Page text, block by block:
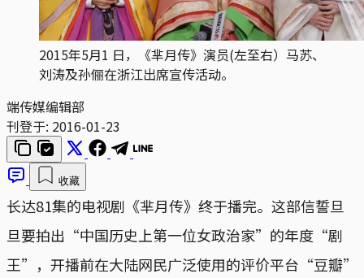
2015年5月1 日，《芈月传》演员​​(左至右）马苏、
刘涛及孙俪在浙江出席宣传活动。
端传媒编辑部
刊登于: 2016-01-23
收藏
长达81集的电视剧《芈月传》终于播完。这部信誓旦
旦要拍出“中国历史上第一位女政治家”的年度“剧
王”，开播前在大陆网民广泛使用的评价平台“豆瓣”